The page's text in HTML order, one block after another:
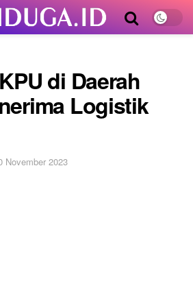
di Daerah
Logistik
November 2023